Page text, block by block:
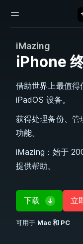
iMazing
iPhone
借助世界上最值得
iPadOS 设备。
获得处理备份、管
功能。
iMazing：始于
提供帮助。
下载 立
可用于 Mac 和 PC